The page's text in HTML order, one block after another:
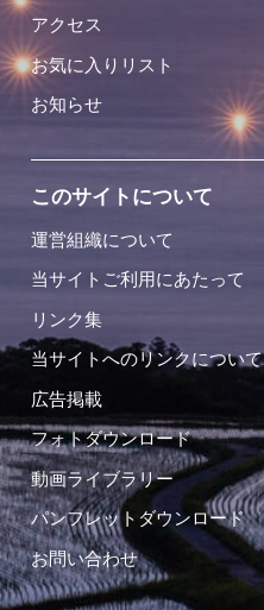
アクセス
お気に入りリスト
お知らせ
このサイトについて
運営組織について
当サイトご利用にあたって
リンク集
当サイトへのリンクについて
広告掲載
フォトダウンロード
動画ライブラリー
パンフレットダウンロード
お問い合わせ